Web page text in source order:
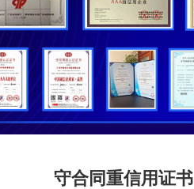
守合同重信用证书